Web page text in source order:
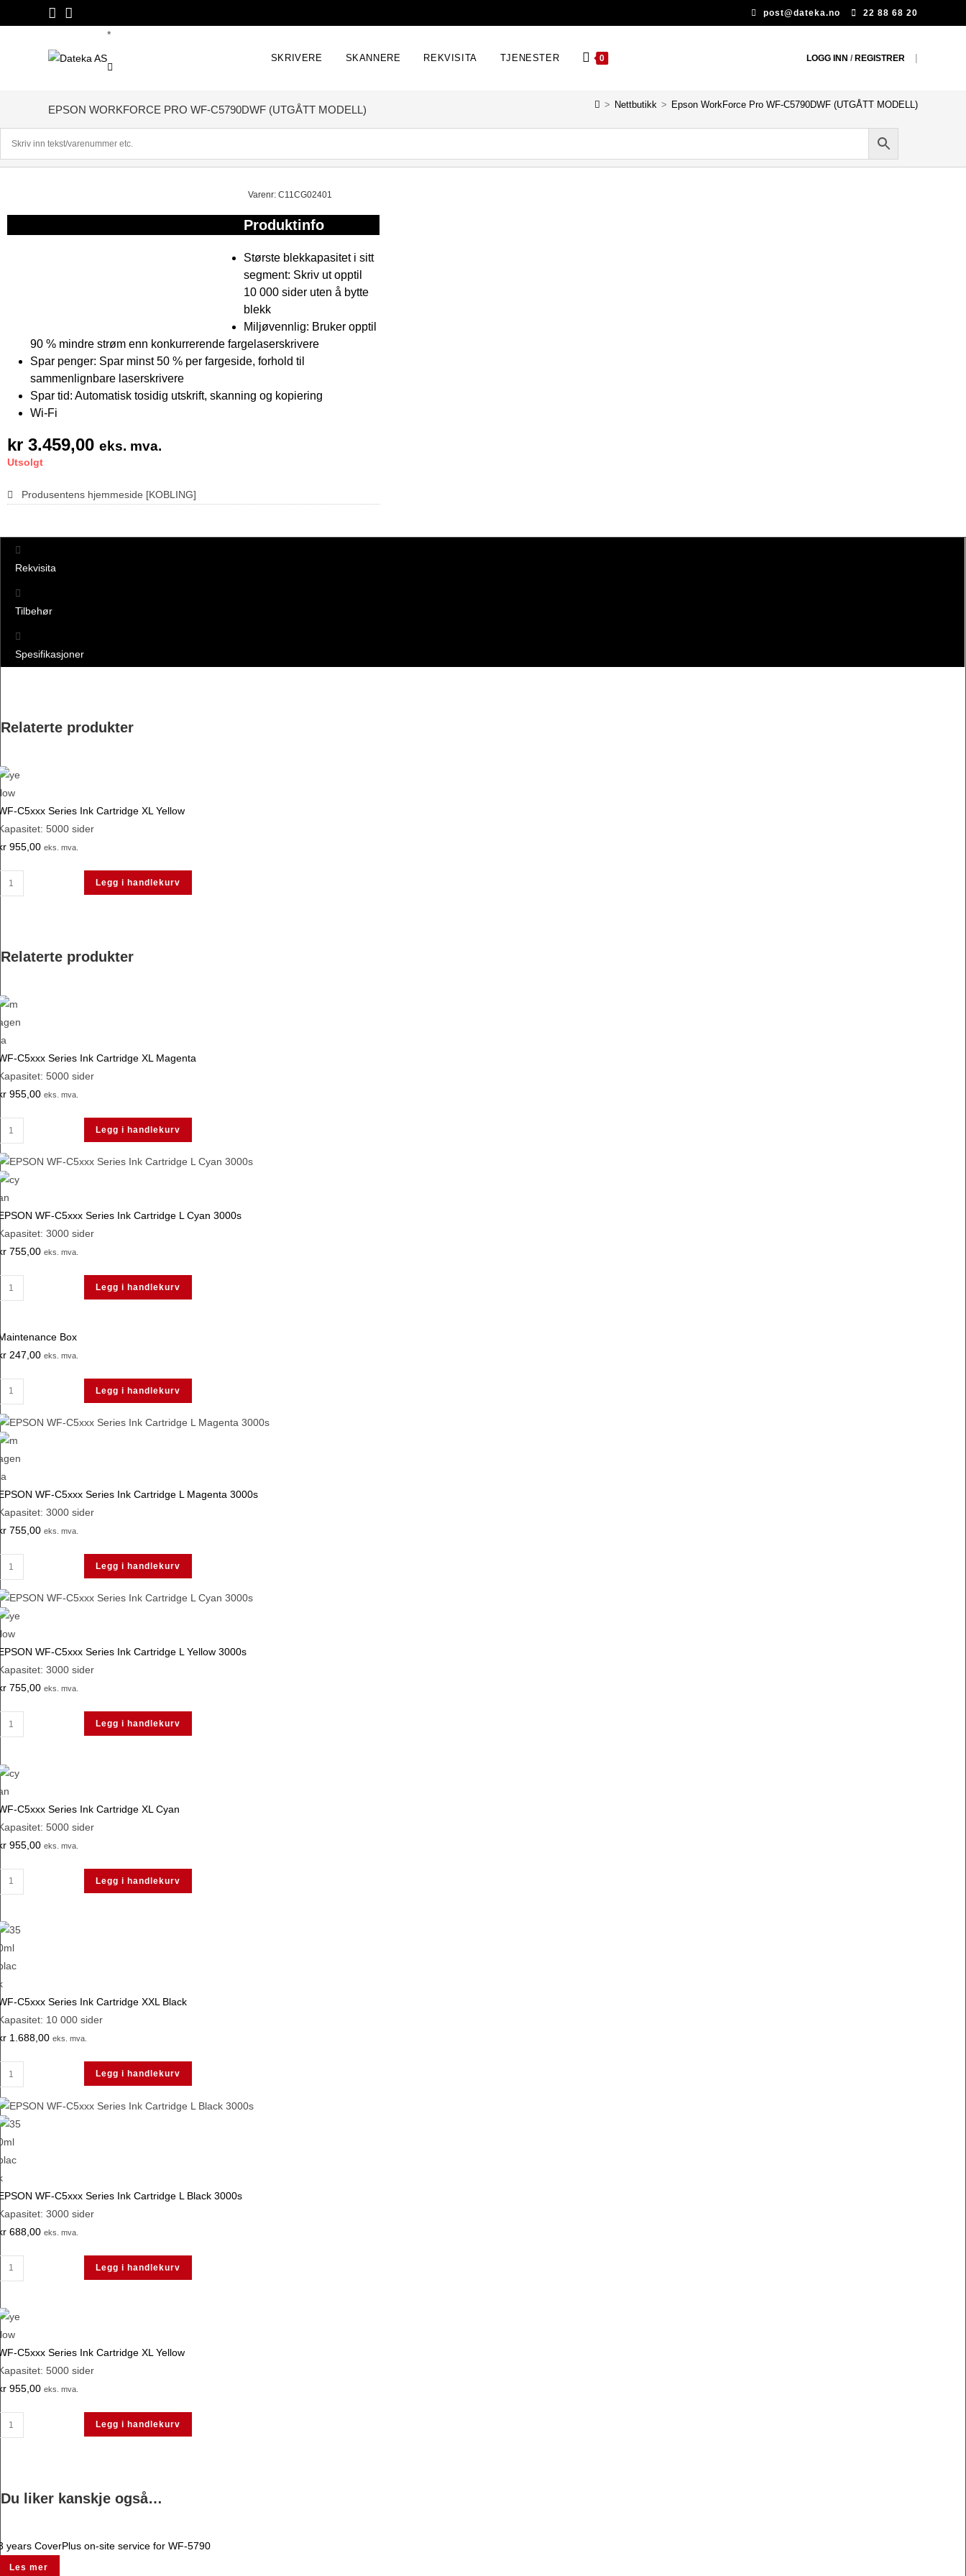
to
post@dateka.no 22 88 68 20
*
LOGG INN / REGISTRER |
SKRIVERE SKANNERE REKVISITA TJENESTER 0
EPSON WORKFORCE PRO WF-C5790DWF (UTGÅTT MODELL) > Nettbutikk > Epson WorkForce Pro WF-C5790DWF (UTGÅTT MODELL)
Varenr: C11CG02401
Produktinfo
Største blekkapasitet i sitt
segment: Skriv ut opptil
10 000 sider uten å bytte
blekk
Miljøvennlig: Bruker opptil
90 % mindre strøm enn konkurrerende fargelaserskrivere
Spar penger: Spar minst 50 % per fargeside, forhold til
sammenlignbare laserskrivere
Spar tid: Automatisk tosidig utskrift, skanning og kopiering
Wi-Fi
kr 3.459,00 eks. mva.
Utsolgt
Produsentens hjemmeside [KOBLING]
Rekvisita
Tilbehør
Spesifikasjoner
Relaterte produkter
C5xxx Series Ink Cartridge XL Yellow
5000 sider
955,00 eks. mva.
Legg i handlekurv
Relaterte produkter
C5xxx Series Ink Cartridge XL Magenta
5000 sider
955,00 eks. mva.
Legg i handlekurv
WF-C5xxx Series Ink Cartridge L Cyan 3000s
3000 sider
755,00 eks. mva.
Legg i handlekurv
Box
247,00 eks. mva.
Legg i handlekurv
WF-C5xxx Series Ink Cartridge L Magenta 3000s
3000 sider
755,00 eks. mva.
Legg i handlekurv
WF-C5xxx Series Ink Cartridge L Yellow 3000s
3000 sider
755,00 eks. mva.
Legg i handlekurv
C5xxx Series Ink Cartridge XL Cyan
5000 sider
955,00 eks. mva.
Legg i handlekurv
C5xxx Series Ink Cartridge XXL Black
10 000 sider
1.688,00 eks. mva.
Legg i handlekurv
WF-C5xxx Series Ink Cartridge L Black 3000s
3000 sider
688,00 eks. mva.
Legg i handlekurv
C5xxx Series Ink Cartridge XL Yellow
5000 sider
955,00 eks. mva.
Legg i handlekurv
Du liker kanskje også…
years CoverPlus on-site service for WF-5790
Les mer